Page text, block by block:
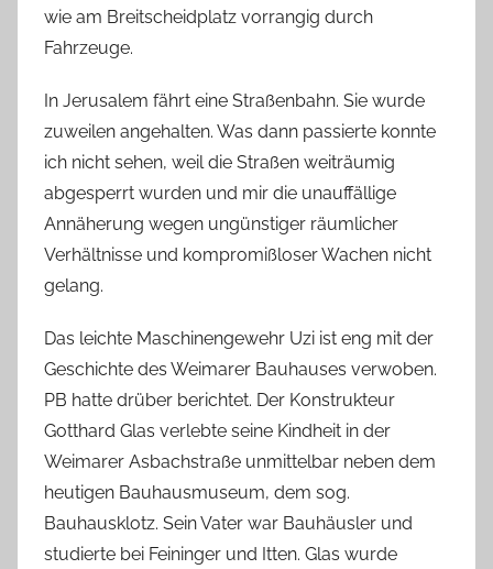
wie am Breitscheidplatz vorrangig durch
Fahrzeuge.
In Jerusalem fährt eine Straßenbahn. Sie wurde
zuweilen angehalten. Was dann passierte konnte
ich nicht sehen, weil die Straßen weiträumig
abgesperrt wurden und mir die unauffällige
Annäherung wegen ungünstiger räumlicher
Verhältnisse und kompromißloser Wachen nicht
gelang.
Das leichte Maschinengewehr Uzi ist eng mit der
Geschichte des Weimarer Bauhauses verwoben.
PB hatte drüber berichtet. Der Konstrukteur
Gotthard Glas verlebte seine Kindheit in der
Weimarer Asbachstraße unmittelbar neben dem
heutigen Bauhausmuseum, dem sog.
Bauhausklotz. Sein Vater war Bauhäusler und
studierte bei Feininger und Itten. Glas wurde